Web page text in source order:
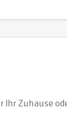
Zuhause